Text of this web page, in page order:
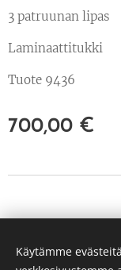
3 patruunan lipas
Laminaattitukki
Tuote 9436
700,00 €
Käytämme